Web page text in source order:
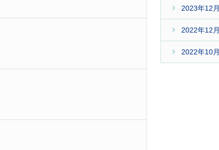
2023年12月
2022年12月
2022年10月